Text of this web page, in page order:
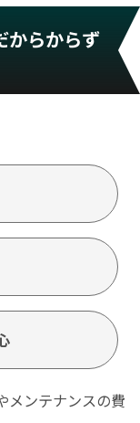
からからず
メンテナンスの費